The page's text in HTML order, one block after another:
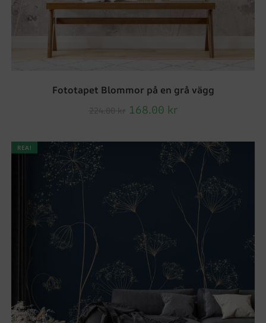
Fototapet Blommor på en grå vägg
168.00 kr
REA!